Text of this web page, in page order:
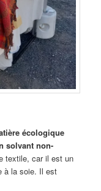
écologique
solvant non-
textile, car il est un
à la soie. Il est